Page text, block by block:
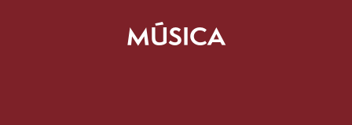
MÚSICA